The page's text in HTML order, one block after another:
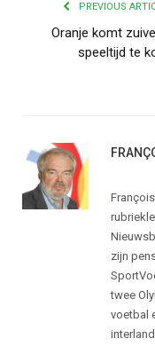
PREVIOUS
Oranje komt
speeltijd te
zijn
twee
voetbal